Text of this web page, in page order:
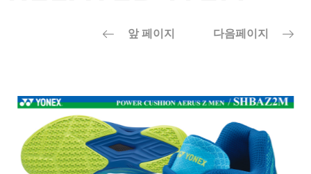
앞 페이지 다음페이지